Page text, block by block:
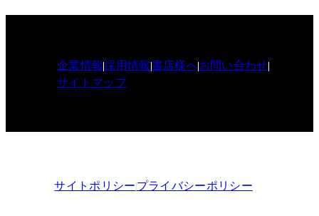
企業情報採用情報書店様へお問い合わせ
サイトマップ
サイトポリシープライバシーポリシー